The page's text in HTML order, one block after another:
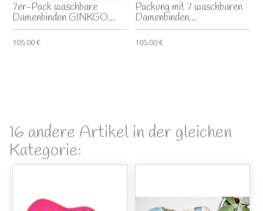
7er-Pack waschbare
Damenbinden GINKGO...
105,00 €
Packung mit 7 waschbaren
Damenbinden...
105,00 €
16 andere Artikel in der gleichen
Kategorie: